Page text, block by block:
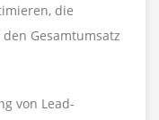
die
Gesamtumsatz
von Lead-